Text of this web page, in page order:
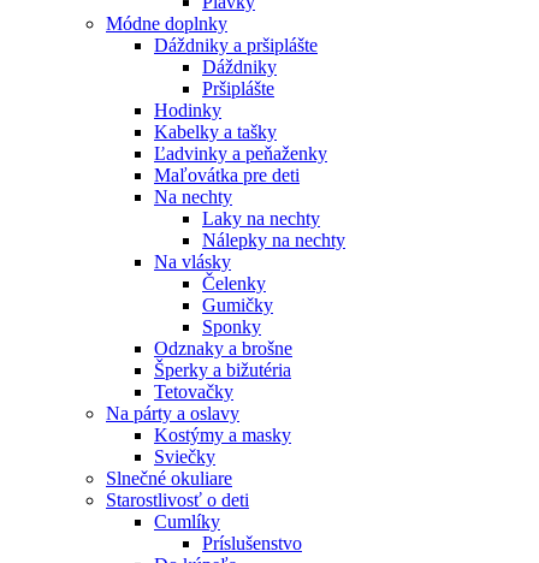
Módne doplnky
Dáždniky a pršiplášte
Dáždniky
Pršiplášte
Hodinky
Kabelky a tašky
Ľadvinky a peňaženky
Maľovátka pre deti
Na nechty
Laky na nechty
Nálepky na nechty
Na vlásky
Čelenky
Gumičky
Sponky
Odznaky a brošne
Šperky a bižutéria
Tetovačky
Na párty a oslavy
Kostýmy a masky
Sviečky
Slnečné okuliare
Starostlivosť o deti
Cumlíky
Príslušenstvo